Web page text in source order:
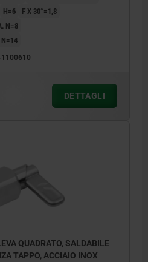
H=6
F X 30°=1,8
N=8
N=14
DETTAGLI
QUADRATO, SALDABILE
TAPPO, ACCIAIO INOX